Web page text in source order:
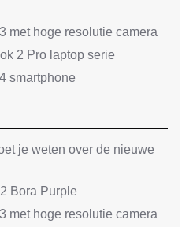
met hoge resolutie camera
2 Pro laptop serie
smartphone
je weten over de nieuwe
Bora Purple
met hoge resolutie camera